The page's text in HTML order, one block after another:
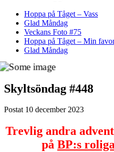
Hoppa på Tåget – Vass
Glad Måndag
Veckans Foto #75
Hoppa på Tåget – Min
Glad Måndag
Skyltsöndag #448
Postat 10 december 2023
Trevlig andra
på BP:s